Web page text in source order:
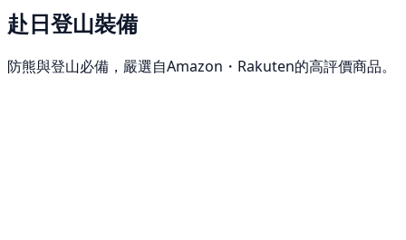
赴日登山裝備
防熊與登山必備，嚴選自Amazon・Rakuten的高評價商品。